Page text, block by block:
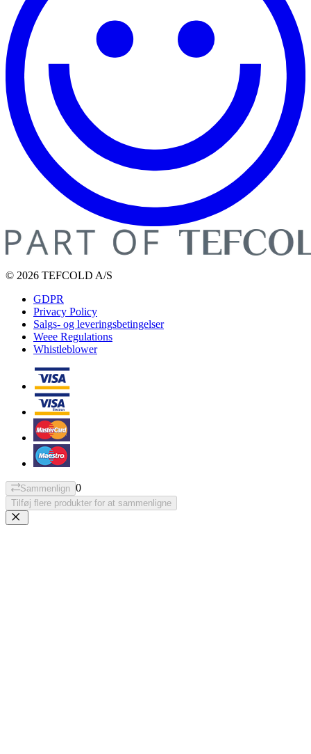
© 2026 TEFCOLD A/S
GDPR
Privacy Policy
Salgs- og leveringsbetingelser
Weee Regulations
Whistleblower
Sammenlign 0
Tilføj flere produkter for at sammenligne